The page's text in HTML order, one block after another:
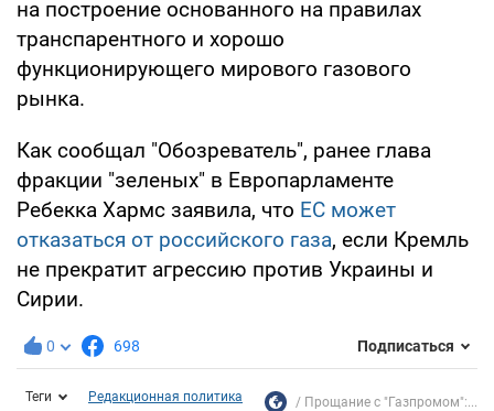
на построение основанного на правилах
транспарентного и хорошо
функционирующего мирового газового
рынка.
Как сообщал "Обозреватель", ранее глава
фракции "зеленых" в Европарламенте
Ребекка Хармс заявила, что ЕС может
отказаться от российского газа, если Кремль
не прекратит агрессию против Украины и
Сирии.
0 698 Подписаться
Теги Редакционная политика Прощание с "Газпромом":...